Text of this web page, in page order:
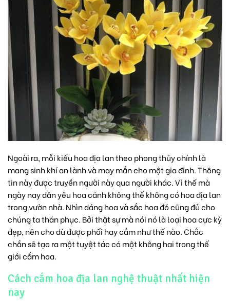
Ngoài ra, mỗi kiểu hoa địa lan theo phong thủy chính là
mang sinh khí an lành và may mắn cho một gia đình. Thông
tin này được truyền người này qua người khác. Vì thế mà
ngày nay dân yêu hoa cảnh không thể không có hoa địa lan
trong vườn nhà. Nhìn dáng hoa và sắc hoa đó cũng đủ cho
chúng ta thán phục. Bởi thật sự mà nói nó là loại hoa cực kỳ
đẹp, nên cho dù được phối hay cắm như thế nào. Chắc
chắn sẽ tạo ra một tuyệt tác có một không hai trong thế
giới cắm hoa.
Cách cắm hoa địa lan nghệ thuật nhất hiện
nay